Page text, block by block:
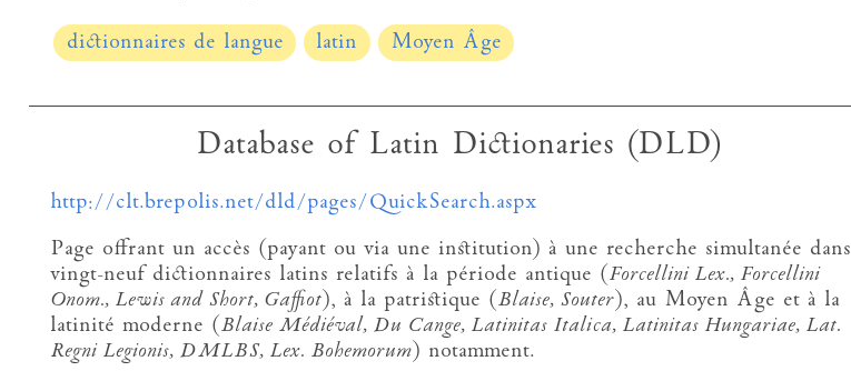
dictionnaires de langue latin Moyen Âge
Database of Latin Dictionaries (DLD)
http://clt.brepolis.net/dld/pages/QuickSearch.aspx
Page offrant un accès (payant ou via une institution) à une recherche simultanée dans
vingt-neuf dictionnaires latins relatifs à la période antique (Forcellini Lex., Forcellini
Onom., Lewis and Short, Gaffiot), à la patristique (Blaise, Souter), au Moyen Âge et à la
latinité moderne (Blaise Médiéval, Du Cange, Latinitas Italica, Latinitas Hungariae, Lat.
Regni Legionis, DMLBS, Lex. Bohemorum) notamment.